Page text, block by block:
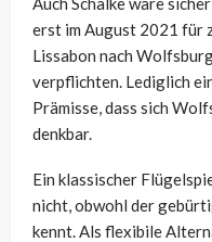
erst im August 2021 für
Lissabon nach
verpflichten. Lediglich
Prämisse, dass sich
denkbar.
Ein klassischer
nicht, obwohl der
kennt. Als flexibile